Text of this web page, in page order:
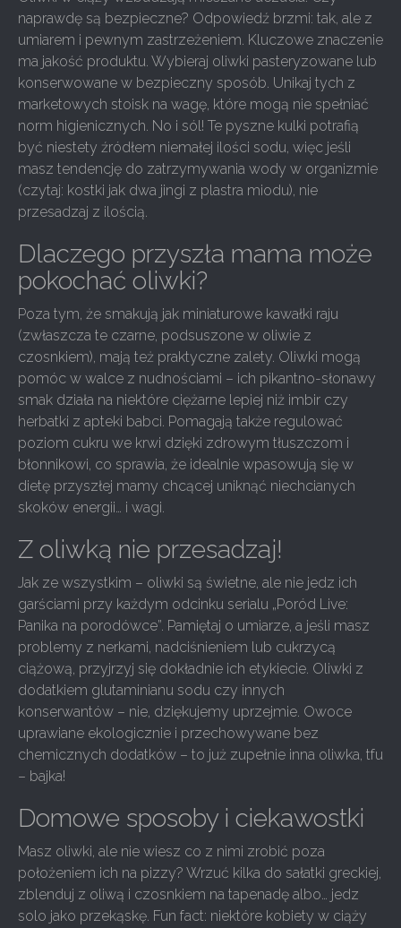
naprawdę są bezpieczne? Odpowiedź brzmi: tak, ale z
umiarem i pewnym zastrzeżeniem. Kluczowe znaczenie
ma jakość produktu. Wybieraj oliwki pasteryzowane lub
konserwowane w bezpieczny sposób. Unikaj tych z
marketowych stoisk na wagę, które mogą nie spełniać
norm higienicznych. No i sól! Te pyszne kulki potrafią
być niestety źródłem niemałej ilości sodu, więc jeśli
masz tendencję do zatrzymywania wody w organizmie
(czytaj: kostki jak dwa jingi z plastra miodu), nie
przesadzaj z ilością.
Dlaczego przyszła mama może
pokochać oliwki?
Poza tym, że smakują jak miniaturowe kawałki raju
(zwłaszcza te czarne, podsuszone w oliwie z
czosnkiem), mają też praktyczne zalety. Oliwki mogą
pomóc w walce z nudnościami – ich pikantno-słonawy
smak działa na niektóre ciężarne lepiej niż imbir czy
herbatki z apteki babci. Pomagają także regulować
poziom cukru we krwi dzięki zdrowym tłuszczom i
błonnikowi, co sprawia, że idealnie wpasowują się w
dietę przyszłej mamy chcącej uniknąć niechcianych
skoków energii… i wagi.
Z oliwką nie przesadzaj!
Jak ze wszystkim – oliwki są świetne, ale nie jedz ich
garściami przy każdym odcinku serialu „Poród Live:
Panika na porodówce”. Pamiętaj o umiarze, a jeśli masz
problemy z nerkami, nadciśnieniem lub cukrzycą
ciążową, przyjrzyj się dokładnie ich etykiecie. Oliwki z
dodatkiem glutaminianu sodu czy innych
konserwantów – nie, dziękujemy uprzejmie. Owoce
uprawiane ekologicznie i przechowywane bez
chemicznych dodatków – to już zupełnie inna oliwka, tfu
– bajka!
Domowe sposoby i ciekawostki
Masz oliwki, ale nie wiesz co z nimi zrobić poza
położeniem ich na pizzy? Wrzuć kilka do sałatki greckiej,
zblenduj z oliwą i czosnkiem na tapenadę albo… jedz
solo jako przekąskę. Fun fact: niektóre kobiety w ciąży